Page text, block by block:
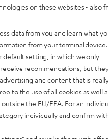
on these websites - also
data from you and learn what
from your terminal
default setting, in which we only
recommendations, but they
and content that is really
to the use of all cookies as well
the EU/EEA. For an
individually and confirm with